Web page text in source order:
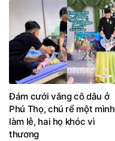
Đám cưới vắng cô dâu ở
Phú Thọ, chú rể một mình
làm lễ, hai họ khóc vì
thương